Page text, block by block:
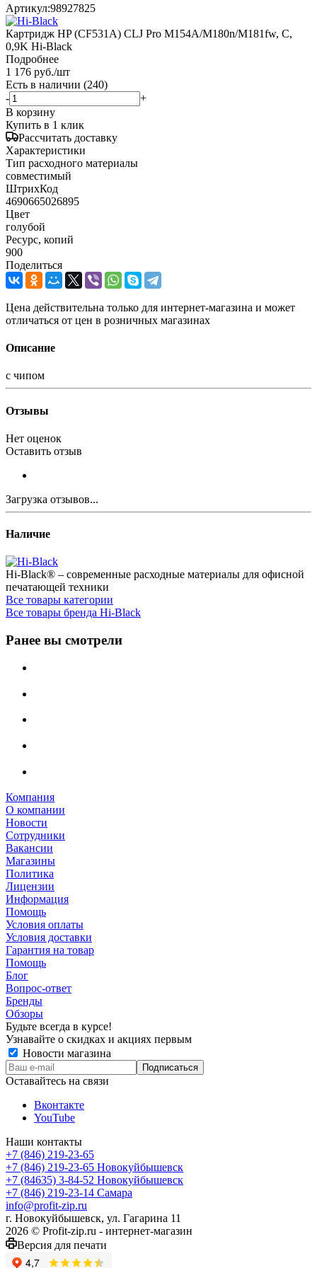
Артикул:98927825
Картридж HP (CF531A) CLJ Pro M154A/M180n/M181fw, C,
0,9K Hi-Black
Подробнее
1 176 руб./шт
Есть в наличии (240)
-
+
В корзину
Купить в 1 клик
Рассчитать доставку
Характеристики
Тип расходного материалы
совместимый
ШтрихКод
4690665026895
Цвет
голубой
Ресурс, копий
900
Поделиться
Цена действительна только для интернет-магазина и может
отличаться от цен в розничных магазинах
Описание
с чипом
Отзывы
Нет оценок
Оставить отзыв
Загрузка отзывов...
Наличие
Hi-Black® – современные расходные материалы для офисной
печатающей техники
Все товары категории
Все товары бренда Hi-Black
Ранее вы смотрели
Компания
О компании
Новости
Сотрудники
Вакансии
Магазины
Политика
Лицензии
Информация
Помощь
Условия оплаты
Условия доставки
Гарантия на товар
Помощь
Блог
Вопрос-ответ
Бренды
Обзоры
Будьте всегда в курсе!
Узнавайте о скидках и акциях первым
Новости магазина
Оставайтесь на связи
Вконтакте
YouTube
Наши контакты
+7 (846) 219-23-65
+7 (846) 219-23-65 Новокуйбышевск
+7 (84635) 3-84-52 Новокуйбышевск
+7 (846) 219-23-14 Самара
info@profit-zip.ru
г. Новокуйбышевск, ул. Гагарина 11
2026 © Profit-zip.ru - интернет-магазин
Версия для печати